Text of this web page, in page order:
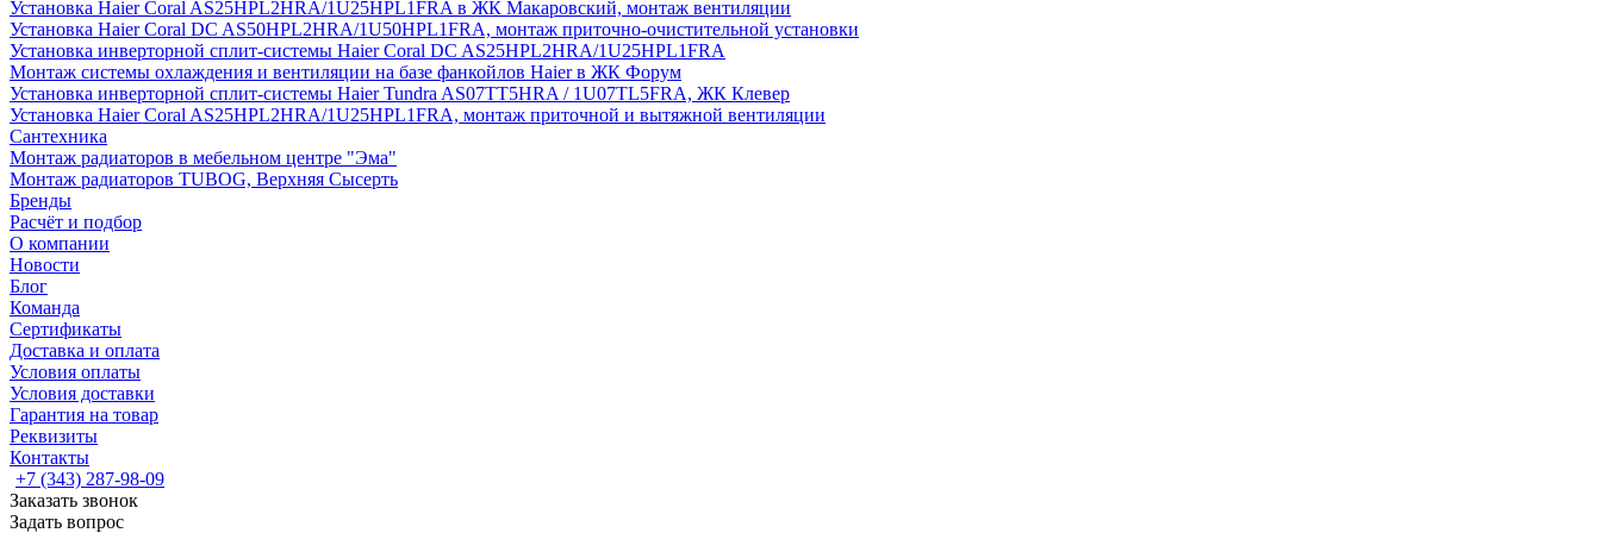
Установка Haier Coral AS25HPL2HRA/1U25HPL1FRA в ЖК Макаровский, монтаж вентиляции
Установка Haier Coral DC AS50HPL2HRA/1U50HPL1FRA, монтаж приточно-очистительной установки
Установка инверторной сплит-системы Haier Coral DC AS25HPL2HRA/1U25HPL1FRA
Монтаж системы охлаждения и вентиляции на базе фанкойлов Haier в ЖК Форум
Установка инверторной сплит-системы Haier Tundra AS07TT5HRA / 1U07TL5FRA, ЖК Клевер
Установка Haier Coral AS25HPL2HRA/1U25HPL1FRA, монтаж приточной и вытяжной вентиляции
Сантехника
Монтаж радиаторов в мебельном центре "Эма"
Монтаж радиаторов TUBOG, Верхняя Сысерть
Бренды
Расчёт и подбор
О компании
Новости
Блог
Команда
Сертификаты
Доставка и оплата
Условия оплаты
Условия доставки
Гарантия на товар
Реквизиты
Контакты
+7 (343) 287-98-09
Заказать звонок
Задать вопрос